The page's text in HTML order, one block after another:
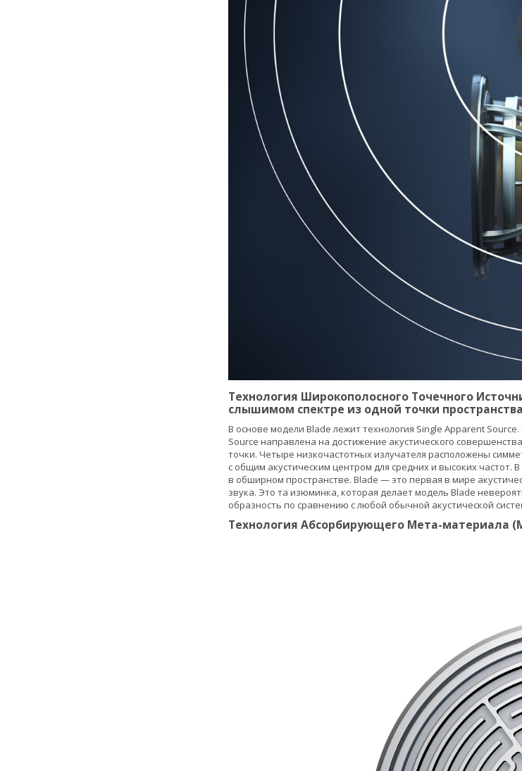
Технология Широкополосного Точечного
слышимом спектре из одной точки
В основе модели Blade лежит технология Single Apparent
Source направлена на достижение акустического
точки. Четыре низкочастотных излучателя расположены
с общим акустическим центром для средних и высоких частот.
в обширном пространстве. Blade — это первая в мире
звука. Это та изюминка, которая делает модель Blade
образность по сравнению с любой обычной акустической
Технология Абсорбирующего Мета-материала